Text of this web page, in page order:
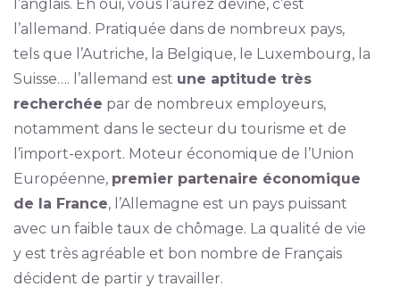
l’anglais. Eh oui, vous l’aurez deviné, c’est
l’allemand. Pratiquée dans de nombreux pays,
tels que l’Autriche, la Belgique, le Luxembourg, la
Suisse…. l’allemand est une aptitude très
recherchée par de nombreux employeurs,
notamment dans le secteur du tourisme et de
l’import-export. Moteur économique de l’Union
Européenne, premier partenaire économique
de la France, l’Allemagne est un pays puissant
avec un faible taux de chômage. La qualité de vie
y est très agréable et bon nombre de Français
décident de partir y travailler.